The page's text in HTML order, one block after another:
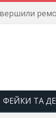
ФЕЙКИ ТА